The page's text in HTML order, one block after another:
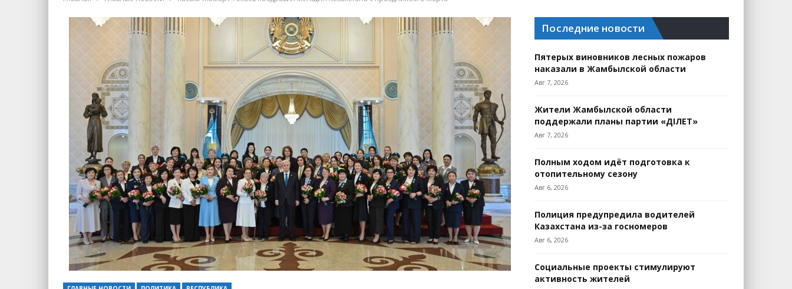
Последние новости
Пятерых виновников лесных пожаров
наказали в Жамбылской области
Авг 7, 2026
Жители Жамбылской области
поддержали планы партии «ӘДІЛЕТ»
Авг 7, 2026
Полным ходом идёт подготовка к
отопительному сезону
Авг 6, 2026
Полиция предупредила водителей
Казахстана из-за госномеров
Авг 6, 2026
Социальные проекты стимулируют
активность жителей